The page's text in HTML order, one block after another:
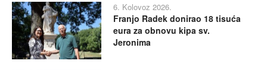
6. Kolovoz 2026.
Franjo Radek donirao 18 tisuća
eura za obnovu kipa sv.
Jeronima